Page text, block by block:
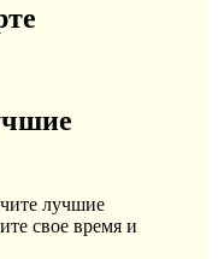
лучшие
свое время и